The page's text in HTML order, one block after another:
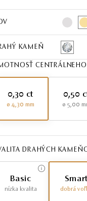
KAMEŇ
0,30 ct
ø 4,30 mm
0,50
ø 5,00
DRAHÝCH
Basic
nízka kvalita dobrá